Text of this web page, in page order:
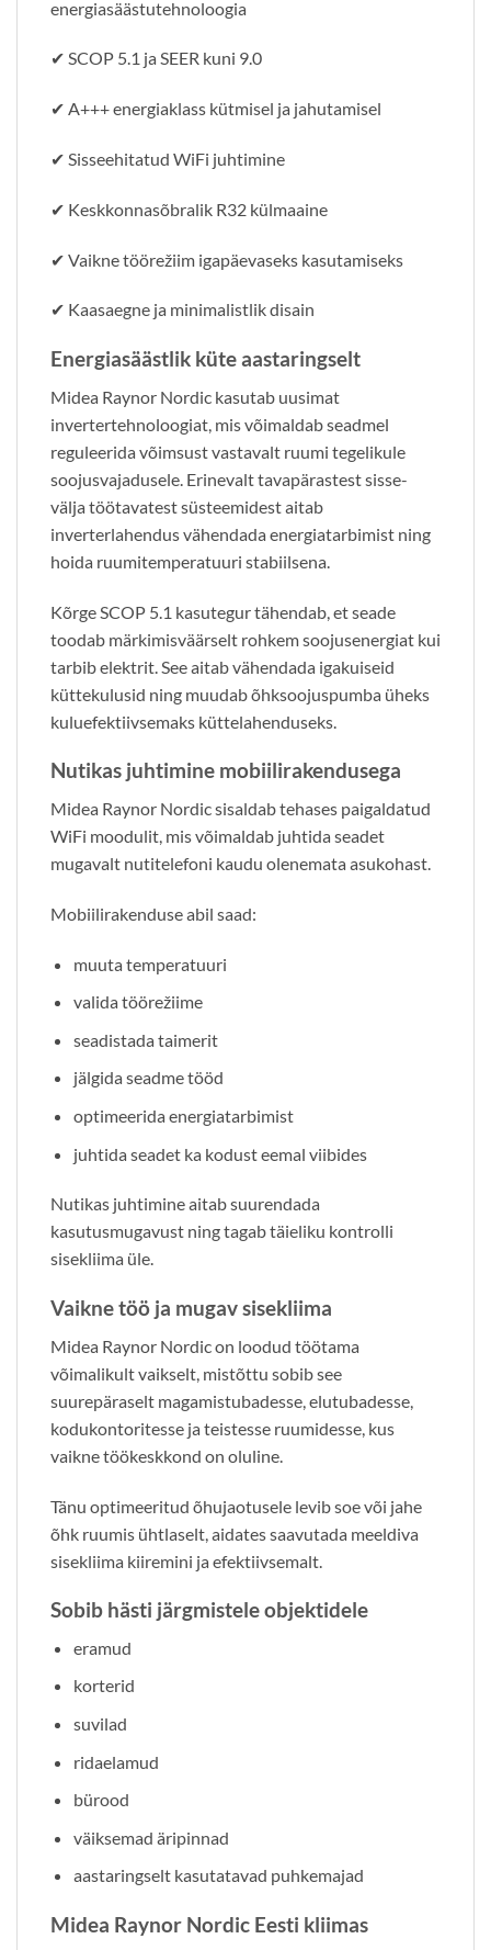
energiasäästutehnoloogia
✔ SCOP 5.1 ja SEER kuni 9.0
✔ A+++ energiaklass kütmisel ja jahutamisel
✔ Sisseehitatud WiFi juhtimine
✔ Keskkonnasõbralik R32 külmaaine
✔ Vaikne töörežiim igapäevaseks kasutamiseks
✔ Kaasaegne ja minimalistlik disain
Energiasäästlik küte aastaringselt
Midea Raynor Nordic kasutab uusimat
invertertehnoloogiat, mis võimaldab seadmel
reguleerida võimsust vastavalt ruumi tegelikule
soojusvajadusele. Erinevalt tavapärastest sisse-
välja töötavatest süsteemidest aitab
inverterlahendus vähendada energiatarbimist ning
hoida ruumitemperatuuri stabiilsena.
Kõrge SCOP 5.1 kasutegur tähendab, et seade
toodab märkimisväärselt rohkem soojusenergiat kui
tarbib elektrit. See aitab vähendada igakuiseid
küttekulusid ning muudab õhksoojuspumba üheks
kuluefektiivsemaks küttelahenduseks.
Nutikas juhtimine mobiilirakendusega
Midea Raynor Nordic sisaldab tehases paigaldatud
WiFi moodulit, mis võimaldab juhtida seadet
mugavalt nutitelefoni kaudu olenemata asukohast.
Mobiilirakenduse abil saad:
muuta temperatuuri
valida töörežiime
seadistada taimerit
jälgida seadme tööd
optimeerida energiatarbimist
juhtida seadet ka kodust eemal viibides
Nutikas juhtimine aitab suurendada
kasutusmugavust ning tagab täieliku kontrolli
sisekliima üle.
Vaikne töö ja mugav sisekliima
Midea Raynor Nordic on loodud töötama
võimalikult vaikselt, mistõttu sobib see
suurepäraselt magamistubadesse, elutubadesse,
kodukontoritesse ja teistesse ruumidesse, kus
vaikne töökeskkond on oluline.
Tänu optimeeritud õhujaotusele levib soe või jahe
õhk ruumis ühtlaselt, aidates saavutada meeldiva
sisekliima kiiremini ja efektiivsemalt.
Sobib hästi järgmistele objektidele
eramud
korterid
suvilad
ridaelamud
bürood
väiksemad äripinnad
aastaringselt kasutatavad puhkemajad
Midea Raynor Nordic Eesti kliimas